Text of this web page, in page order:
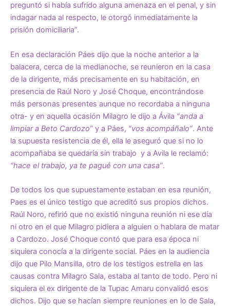
preguntó si había sufrido alguna amenaza en el penal, y sin
indagar nada al respecto, le otorgó inmediatamente la
prisión domiciliaria”.
En esa declaración Páes dijo que la noche anterior a la
balacera, cerca de la medianoche, se reunieron en la casa
de la dirigente, más precisamente en su habitación, en
presencia de Raúl Noro y José Choque, encontrándose
más personas presentes aunque no recordaba a ninguna
otra- y en aquella ocasión Milagro le dijo a Ávila “anda a
limpiar a Beto Cardozo” y a Páes, “vos acompáñalo”. Ante
la supuesta resistencia de él, ella le aseguró que si no lo
acompañaba se quedaría sin trabajo y a Avila le reclamó:
“hace el trabajo, ya te pagué con una casa”.
De todos los que supuestamente estaban en esa reunión,
Paes es el único testigo que acreditó sus propios dichos.
Raúl Noro, refirió que no existió ninguna reunión ni ese día
ni otro en el que Milagro pidiera a alguien o hablara de matar
a Cardozo. José Choque contó que para esa época ni
siquiera conocía a la dirigente social. Páes en la audiencia
dijo que Pilo Mansilla, otro de los testigos estrella en las
causas contra Milagro Sala, estaba al tanto de todo. Pero ni
siquiera el ex dirigente de la Tupac Amaru convalidó esos
dichos. Dijo que se hacían siempre reuniones en lo de Sala,